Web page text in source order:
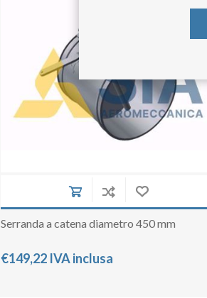
Serranda a catena diametro 450 mm
€149,22 IVA inclusa